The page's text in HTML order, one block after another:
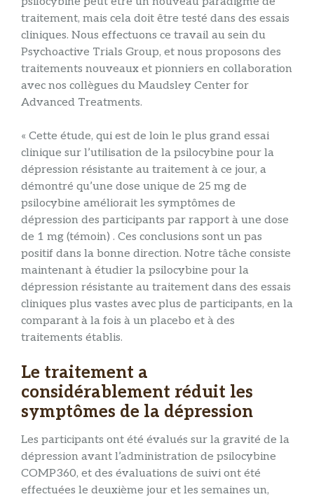
traitement, mais cela doit être testé dans des essais
cliniques. Nous effectuons ce travail au sein du
Psychoactive Trials Group, et nous proposons des
traitements nouveaux et pionniers en collaboration
avec nos collègues du Maudsley Center for
Advanced Treatments.
« Cette étude, qui est de loin le plus grand essai
clinique sur l’utilisation de la psilocybine pour la
dépression résistante au traitement à ce jour, a
démontré qu’une dose unique de 25 mg de
psilocybine améliorait les symptômes de
dépression des participants par rapport à une dose
de 1 mg (témoin) . Ces conclusions sont un pas
positif dans la bonne direction. Notre tâche consiste
maintenant à étudier la psilocybine pour la
dépression résistante au traitement dans des essais
cliniques plus vastes avec plus de participants, en la
comparant à la fois à un placebo et à des
traitements établis.
Le traitement a
considérablement réduit les
symptômes de la dépression
Les participants ont été évalués sur la gravité de la
dépression avant l’administration de psilocybine
COMP360, et des évaluations de suivi ont été
effectuées le deuxième jour et les semaines un,